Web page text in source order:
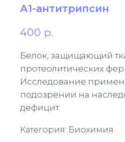
А1-антитрипсин
400 р.
Белок, защищающий
протеолитических
Исследование
подозрении на
дефицит.
Категория: Биохимия